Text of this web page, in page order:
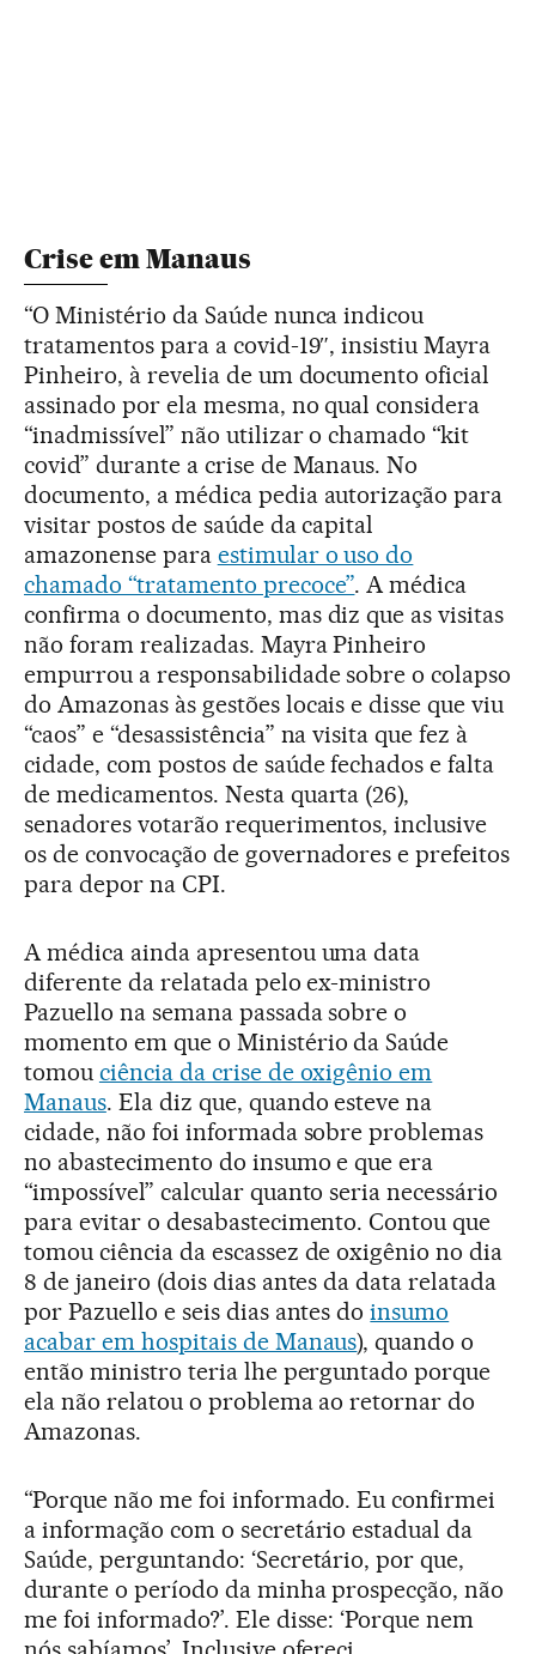
Crise em Manaus
“O Ministério da Saúde nunca indicou
tratamentos para a covid-19″, insistiu Mayra
Pinheiro, à revelia de um documento oficial
assinado por ela mesma, no qual considera
“inadmissível” não utilizar o chamado “kit
covid” durante a crise de Manaus. No
documento, a médica pedia autorização para
visitar postos de saúde da capital
amazonense para estimular o uso do
chamado “tratamento precoce”. A médica
confirma o documento, mas diz que as visitas
não foram realizadas. Mayra Pinheiro
empurrou a responsabilidade sobre o colapso
do Amazonas às gestões locais e disse que viu
“caos” e “desassistência” na visita que fez à
cidade, com postos de saúde fechados e falta
de medicamentos. Nesta quarta (26),
senadores votarão requerimentos, inclusive
os de convocação de governadores e prefeitos
para depor na CPI.
A médica ainda apresentou uma data
diferente da relatada pelo ex-ministro
Pazuello na semana passada sobre o
momento em que o Ministério da Saúde
tomou ciência da crise de oxigênio em
Manaus. Ela diz que, quando esteve na
cidade, não foi informada sobre problemas
no abastecimento do insumo e que era
“impossível” calcular quanto seria necessário
para evitar o desabastecimento. Contou que
tomou ciência da escassez de oxigênio no dia
8 de janeiro (dois dias antes da data relatada
por Pazuello e seis dias antes doinsumo
acabar em hospitais de Manaus), quando o
então ministro teria lhe perguntado porque
ela não relatou o problema ao retornar do
Amazonas.
“Porque não me foi informado. Eu confirmei
a informação com o secretário estadual da
Saúde, perguntando: ‘Secretário, por que,
durante o período da minha prospecção, não
me foi informado?’. Ele disse: ‘Porque nem